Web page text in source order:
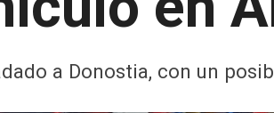
a Donostia, con un